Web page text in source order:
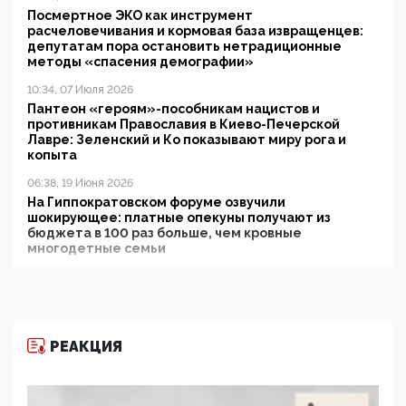
Посмертное ЭКО как инструмент
расчеловечивания и кормовая база извращенцев:
депутатам пора остановить нетрадиционные
методы «спасения демографии»
10:34, 07 Июля 2026
Пантеон «героям»-пособникам нацистов и
противникам Православия в Киево-Печерской
Лавре: Зеленский и Ко показывают миру рога и
копыта
06:38, 19 Июня 2026
На Гиппократовском форуме озвучили
шокирующее: платные опекуны получают из
бюджета в 100 раз больше, чем кровные
многодетные семьи
11:53, 09 Июня 2026
деятельность ИИТО ЮНЕСКО в России, но
РЕАКЦИЯ